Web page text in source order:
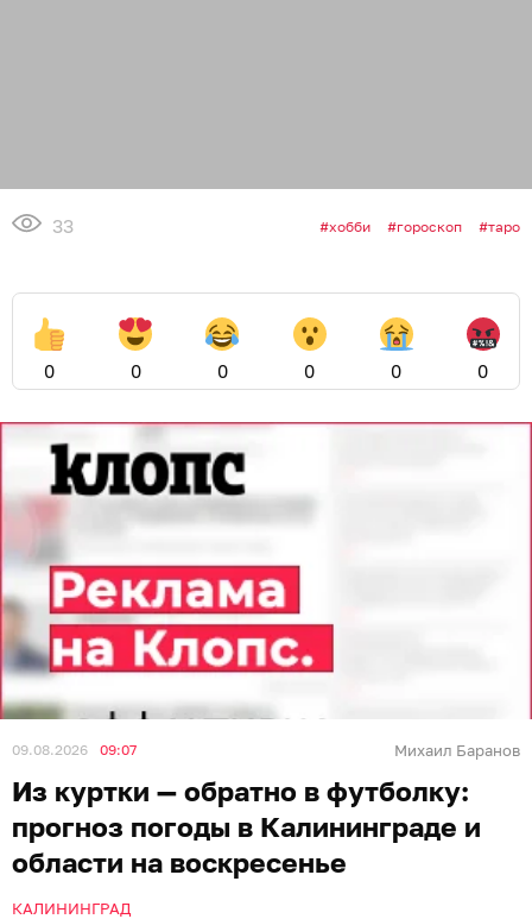
33 хобби гороскоп таро
0 0 0 0 0 0
09.08.2026 09:07 Михаил Баранов
Из куртки — обратно в футболку:
прогноз погоды в Калининграде и
области на воскресенье
КАЛИНИНГРАД